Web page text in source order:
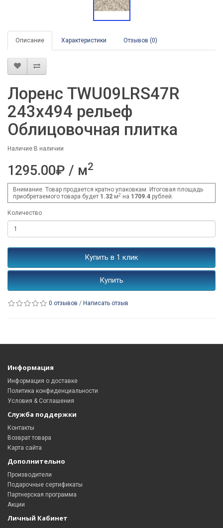
Описание Характеристики Отзывов (0)
Лоренс TWU09LRS47R
243x494 рельеф
Облицовочная плитка
Наличие:В наличии
1295.00₽ / м2
Внимание. Товар продается кратно упаковкам. Итоговая площадь
приобретаемого товара будет 1.32 м2 на 1709.4 рублей.
Количество
Купить в 1 клик
Купить
0 отзывов / Написать отзыв
Информация
Информация о доставке
Политика конфиденциальности
Условия & Соглашения
Служба поддержки
Контакты
Возврат товара
Карта сайта
Дополнительно
Производители
Подарочные сертификаты
Партнерская программа
Акции
Личный Кабинет